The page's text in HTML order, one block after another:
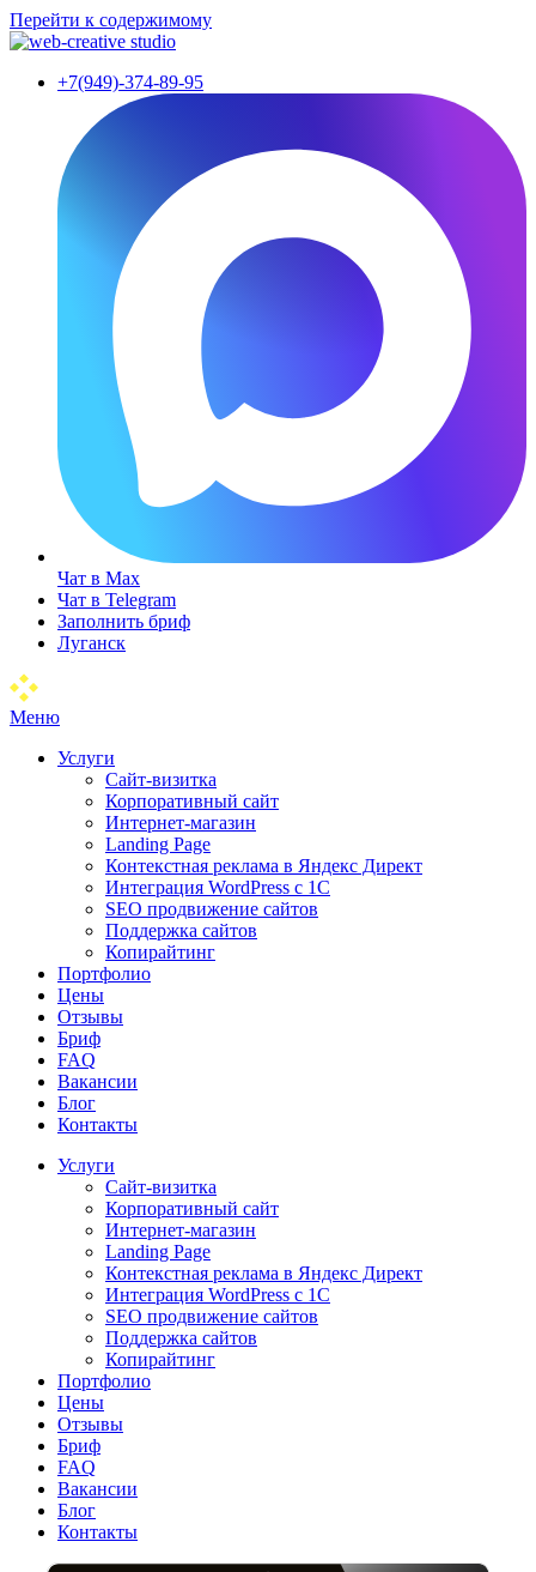
Перейти к содержимому
+7(949)-374-89-95
Чат в Max
Чат в Telegram
Заполнить бриф
Луганск
Меню
Услуги
Сайт-визитка
Корпоративный сайт
Интернет-магазин
Landing Page
Контекстная реклама в Яндекс Директ
Интеграция WordPress c 1C
SEO продвижение сайтов
Поддержка сайтов
Копирайтинг
Портфолио
Цены
Отзывы
Бриф
FAQ
Вакансии
Блог
Контакты
Услуги
Сайт-визитка
Корпоративный сайт
Интернет-магазин
Landing Page
Контекстная реклама в Яндекс Директ
Интеграция WordPress c 1C
SEO продвижение сайтов
Поддержка сайтов
Копирайтинг
Портфолио
Цены
Отзывы
Бриф
FAQ
Вакансии
Блог
Контакты